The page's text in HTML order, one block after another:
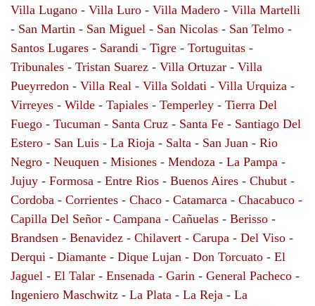
Villa Lugano - Villa Luro - Villa Madero - Villa Martelli
- San Martin - San Miguel - San Nicolas - San Telmo -
Santos Lugares - Sarandi - Tigre - Tortuguitas -
Tribunales - Tristan Suarez - Villa Ortuzar - Villa
Pueyrredon - Villa Real - Villa Soldati - Villa Urquiza -
Virreyes - Wilde - Tapiales - Temperley - Tierra Del
Fuego - Tucuman - Santa Cruz - Santa Fe - Santiago Del
Estero - San Luis - La Rioja - Salta - San Juan - Rio
Negro - Neuquen - Misiones - Mendoza - La Pampa -
Jujuy - Formosa - Entre Rios - Buenos Aires - Chubut -
Cordoba - Corrientes - Chaco - Catamarca - Chacabuco -
Capilla Del Señor - Campana - Cañuelas - Berisso -
Brandsen - Benavidez - Chilavert - Carupa - Del Viso -
Derqui - Diamante - Dique Lujan - Don Torcuato - El
Jaguel - El Talar - Ensenada - Garin - General Pacheco -
Ingeniero Maschwitz - La Plata - La Reja - La